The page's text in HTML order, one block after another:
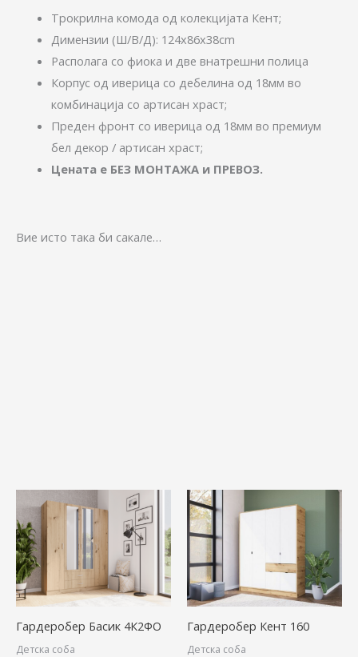
Трокрилна комода од колекцијата Кент;
Димензии (Ш/В/Д): 124x86x38cm
Располага со фиока и две внатрешни полица
Корпус од иверица со дебелина од 18мм во
комбинација со артисан храст;
Преден фронт со иверица од 18мм во премиум
бел декор / артисан храст;
Цената е БЕЗ МОНТАЖА и ПРЕВОЗ.
Вие исто така би сакале…
Гардеробер Басик 4К2ФО
Детска соба
Гардеробер Кент 160
Детска соба